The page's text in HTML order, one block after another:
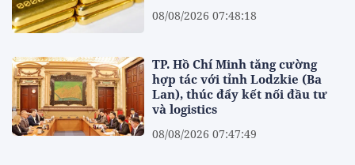
08/08/2026 07:48:18
TP. Hồ Chí Minh tăng cường
hợp tác với tỉnh Lodzkie (Ba
Lan), thúc đẩy kết nối đầu tư
và logistics
08/08/2026 07:47:49